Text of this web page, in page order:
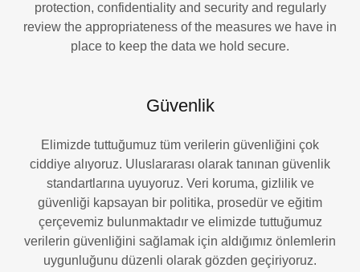
protection, confidentiality and security and regularly
review the appropriateness of the measures we have in
place to keep the data we hold secure.
Güvenlik
Elimizde tuttuğumuz tüm verilerin güvenliğini çok
ciddiye alıyoruz. Uluslararası olarak tanınan güvenlik
standartlarına uyuyoruz. Veri koruma, gizlilik ve
güvenliği kapsayan bir politika, prosedür ve eğitim
çerçevemiz bulunmaktadır ve elimizde tuttuğumuz
verilerin güvenliğini sağlamak için aldığımız önlemlerin
uygunluğunu düzenli olarak gözden geçiriyoruz.